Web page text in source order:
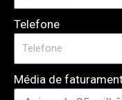
Telefone
Média de